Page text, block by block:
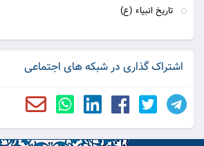
تاريخ انبياء (ع)
اشتراک گذاری در شبکه های اجتماعی